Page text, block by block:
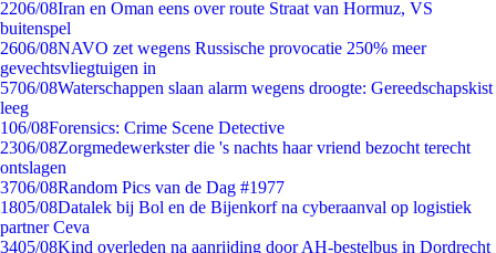
2206/08Iran en Oman eens over route Straat van Hormuz, VS
buitenspel
2606/08NAVO zet wegens Russische provocatie 250% meer
gevechtsvliegtuigen in
5706/08Waterschappen slaan alarm wegens droogte: Gereedschapskist
leeg
106/08Forensics: Crime Scene Detective
2306/08Zorgmedewerkster die 's nachts haar vriend bezocht terecht
ontslagen
3706/08Random Pics van de Dag #1977
1805/08Datalek bij Bol en de Bijenkorf na cyberaanval op logistiek
partner Ceva
3405/08Kind overleden na aanrijding door AH-bestelbus in Dordrecht